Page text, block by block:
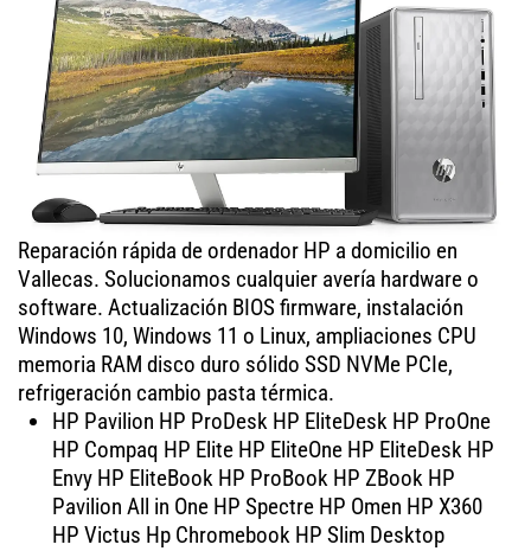
Reparación rápida de ordenador HP a domicilio en
Vallecas. Solucionamos cualquier avería hardware o
software. Actualización BIOS firmware, instalación
Windows 10, Windows 11 o Linux, ampliaciones CPU
memoria RAM disco duro sólido SSD NVMe PCIe,
refrigeración cambio pasta térmica.
HP Pavilion HP ProDesk HP EliteDesk HP ProOne
HP Compaq HP Elite HP EliteOne HP EliteDesk HP
Envy HP EliteBook HP ProBook HP ZBook HP
Pavilion All in One HP Spectre HP Omen HP X360
HP Victus Hp Chromebook HP Slim Desktop